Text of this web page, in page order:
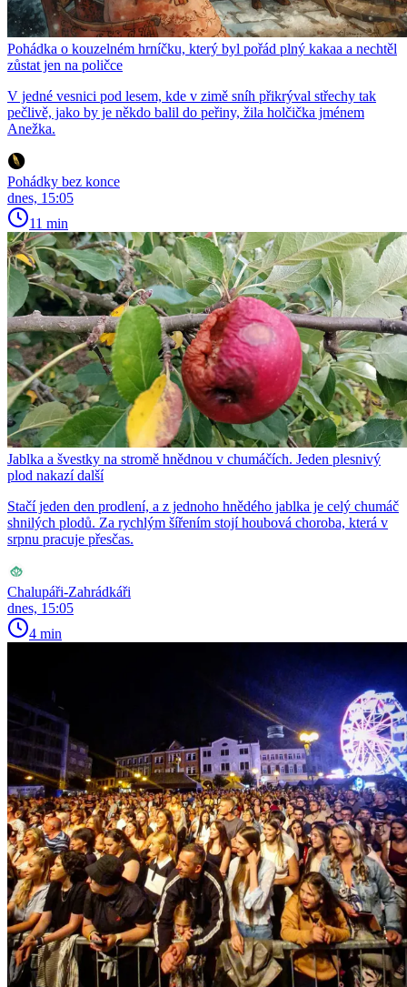
Pohádka o kouzelném hrníčku, který byl pořád plný kakaa a nechtěl
zůstat jen na poličce
V jedné vesnici pod lesem, kde v zimě sníh přikrýval střechy tak
pečlivě, jako by je někdo balil do peřiny, žila holčička jménem
Anežka.
Pohádky bez konce
dnes, 15:05
11 min
Jablka a švestky na stromě hnědnou v chumáčích. Jeden plesnivý
plod nakazí další
Stačí jeden den prodlení, a z jednoho hnědého jablka je celý chumáč
shnilých plodů. Za rychlým šířením stojí houbová choroba, která v
srpnu pracuje přesčas.
Chalupáři-Zahrádkáři
dnes, 15:05
4 min